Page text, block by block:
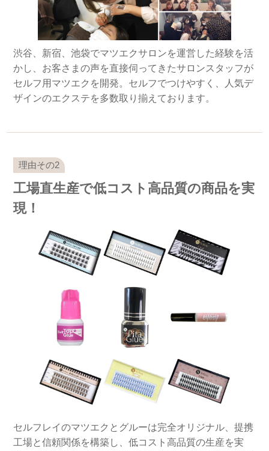
渋谷、新宿、池袋でマツエクサロンを運営した経験を活
かし、お客さまの声を直接伺ってきたサロンスタッフが
セルフ用マツエクを開発。セルフでつけやすく、人気デ
ザインのエクステを多数取り揃えております。
工場直生産で低コスト高品質の商品を実
現！
セルフレイのマツエクとグルーは完全オリジナル、提携
工場と信頼関係を構築し、低コスト高品質の生産を実